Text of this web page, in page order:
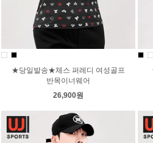
★당일발송★체스 퍼레디 여성골프
반목이너웨어
26,900원